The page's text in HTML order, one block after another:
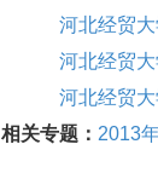
河北经贸
河北经贸
河北经贸
相关专题： 2013